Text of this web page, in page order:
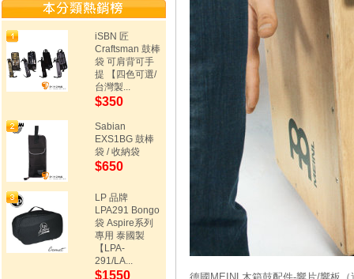
iSBN 匠
Craftsman 鼓棒
袋 可肩背可手
提 【四色可選/
台灣製...
$350
Sabian
EXS1BG 鼓棒
袋 / 收納袋
$650
LP 品牌
LPA291 Bongo
袋 Aspire系列
專用 泰國製
【LPA-
291/LA...
$1550